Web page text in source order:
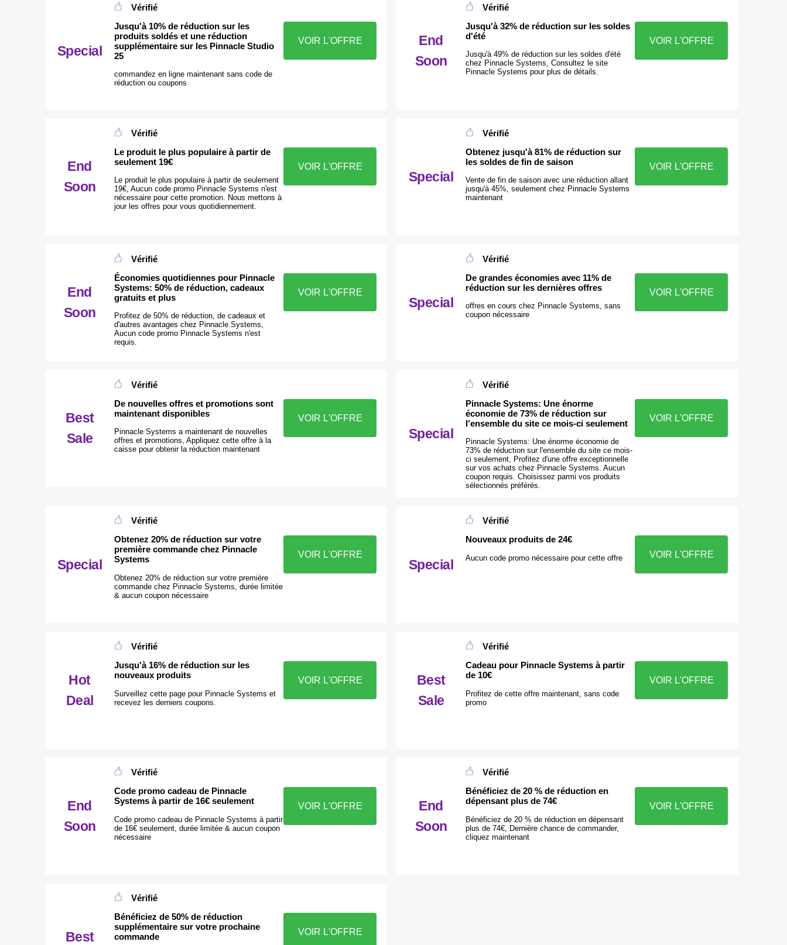
Special
Vérifié
Jusqu'à 10% de réduction sur les
produits soldés et une réduction
supplémentaire sur les Pinnacle Studio
25
commandez en ligne maintenant sans code de
réduction ou coupons
VOIR L'OFFRE
End
Soon
Vérifié
Jusqu'à 32% de réduction sur les soldes
d'été
Jusqu'à 49% de réduction sur les soldes d'été
chez Pinnacle Systems, Consultez le site
Pinnacle Systems pour plus de détails.
VOIR L'OFFRE
End
Soon
Vérifié
Le produit le plus populaire à partir de
seulement 19€
Le produit le plus populaire à partir de seulement
19€, Aucun code promo Pinnacle Systems n'est
nécessaire pour cette promotion. Nous mettons à
jour les offres pour vous quotidiennement.
VOIR L'OFFRE
Special
Vérifié
Obtenez jusqu'à 81% de réduction sur
les soldes de fin de saison
Vente de fin de saison avec une réduction allant
jusqu'à 45%, seulement chez Pinnacle Systems
maintenant
VOIR L'OFFRE
End
Soon
Vérifié
Économies quotidiennes pour Pinnacle
Systems: 50% de réduction, cadeaux
gratuits et plus
Profitez de 50% de réduction, de cadeaux et
d'autres avantages chez Pinnacle Systems,
Aucun code promo Pinnacle Systems n'est
requis.
VOIR L'OFFRE
Special
Vérifié
De grandes économies avec 11% de
réduction sur les dernières offres
offres en cours chez Pinnacle Systems, sans
coupon nécessaire
VOIR L'OFFRE
Best
Sale
Vérifié
De nouvelles offres et promotions sont
maintenant disponibles
Pinnacle Systems a maintenant de nouvelles
offres et promotions, Appliquez cette offre à la
caisse pour obtenir la réduction maintenant
VOIR L'OFFRE
Special
Vérifié
Pinnacle Systems: Une énorme
économie de 73% de réduction sur
l'ensemble du site ce mois-ci seulement
Pinnacle Systems: Une énorme économie de
73% de réduction sur l'ensemble du site ce mois-
ci seulement, Profitez d'une offre exceptionnelle
sur vos achats chez Pinnacle Systems. Aucun
coupon requis. Choisissez parmi vos produits
sélectionnés préférés.
VOIR L'OFFRE
Special
Vérifié
Obtenez 20% de réduction sur votre
première commande chez Pinnacle
Systems
Obtenez 20% de réduction sur votre première
commande chez Pinnacle Systems, durée limitée
& aucun coupon nécessaire
VOIR L'OFFRE
Special
Vérifié
Nouveaux produits de 24€
Aucun code promo nécessaire pour cette offre VOIR L'OFFRE
Hot
Deal
Vérifié
Jusqu'à 16% de réduction sur les
nouveaux produits
Surveillez cette page pour Pinnacle Systems et
recevez les derniers coupons.
VOIR L'OFFRE
Best
Sale
Vérifié
Cadeau pour Pinnacle Systems à partir
de 10€
Profitez de cette offre maintenant, sans code
promo
VOIR L'OFFRE
End
Soon
Vérifié
Code promo cadeau de Pinnacle
Systems à partir de 16€ seulement
Code promo cadeau de Pinnacle Systems à partir
de 16€ seulement, durée limitée & aucun coupon
nécessaire
VOIR L'OFFRE
End
Soon
Vérifié
Bénéficiez de 20 % de réduction en
dépensant plus de 74€
Bénéficiez de 20 % de réduction en dépensant
plus de 74€, Dernière chance de commander,
cliquez maintenant
VOIR L'OFFRE
Best
Vérifié
Bénéficiez de 50% de réduction
supplémentaire sur votre prochaine
commande
VOIR L'OFFRE